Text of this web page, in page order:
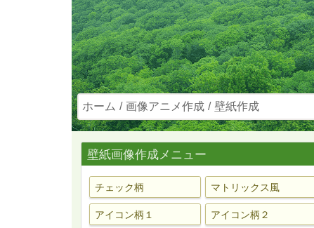
ホーム 画像アニメ作成 壁紙作成
壁紙画像作成メニュー
チェック柄 マトリックス風
アイコン柄１ アイコン柄２